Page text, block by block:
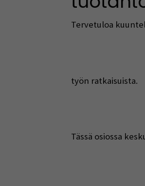
Tervetuloa
työn ratkaisuista.
Tässä osiossa